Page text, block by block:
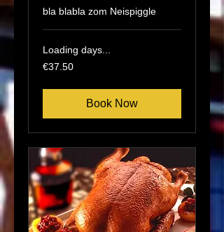
bla blabla zom Neispiggle
Loading days...
37.50
euros
€37.50
Book Now